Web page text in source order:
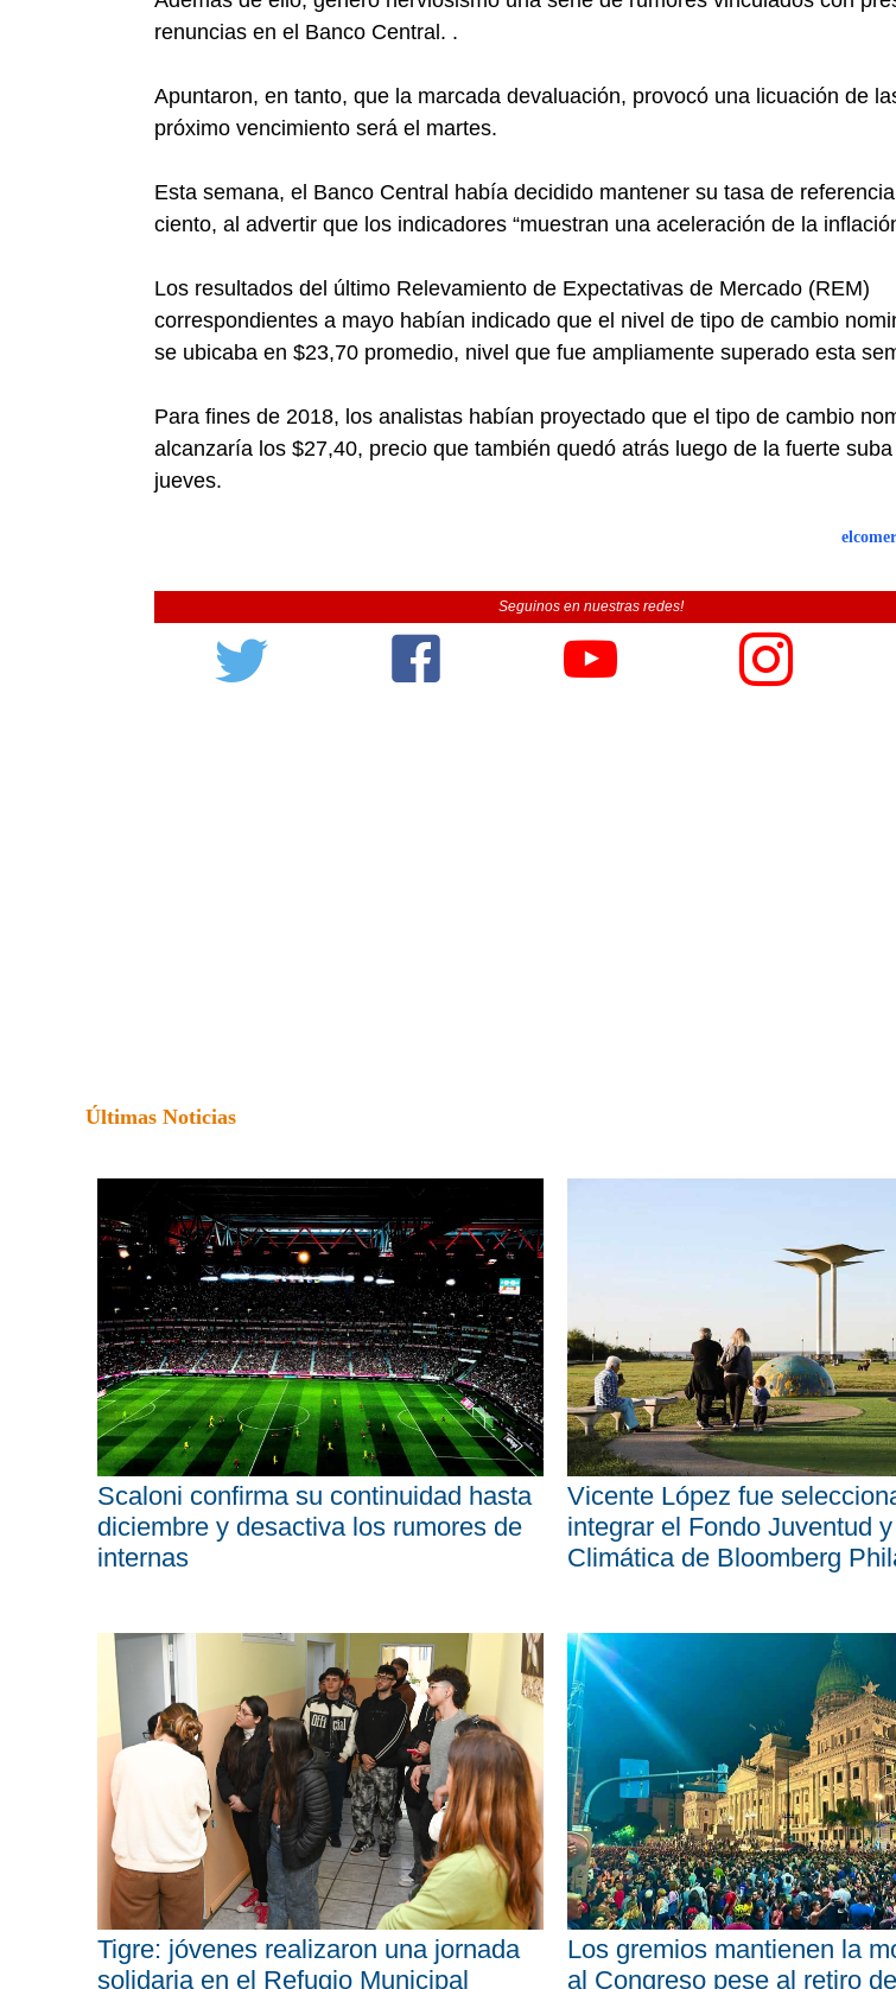
renuncias en el Banco Central. .
Apuntaron, en tanto, que la marcada devaluación, provocó una licuación de
próximo vencimiento será el martes.
Esta semana, el Banco Central había decidido mantener su tasa de
ciento, al advertir que los indicadores “muestran una aceleración de la
Los resultados del último Relevamiento de Expectativas de Mercado (REM)
correspondientes a mayo habían indicado que el nivel de tipo de cambio
se ubicaba en $23,70 promedio, nivel que fue ampliamente superado esta
Para fines de 2018, los analistas habían proyectado que el tipo de cambio
alcanzaría los $27,40, precio que también quedó atrás luego de la fuerte
jueves.
Seguinos en nuestras redes!
Últimas Noticias
Scaloni confirma su continuidad hasta
diciembre y desactiva los rumores de
internas
Vicente López fue
integrar el Fondo Juventud
Climática de Bloomberg
Tigre: jóvenes realizaron una jornada
solidaria en el Refugio Municipal
Los gremios mantienen la
al Congreso pese al retiro